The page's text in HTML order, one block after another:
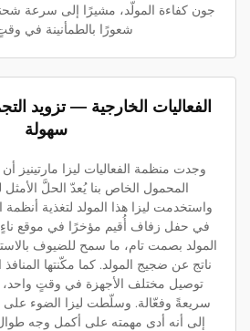
جون كفاءة المولّد، مشيرًا إلى سرعة
شعورًا بالطمأنينة في
الفعاليات الخارجية — تزويد
سهولة
وجدت منظمة الفعاليات ليزا مارتينيز
المحمول الخاص بنا يُعدّ الحلَّ الأمثل
واستخدمت ليزا هذا المولد لتغذية
في حفل زفاف أُقيم مؤخرًا في موقع
المولد بصمت تام، ما سمح للضيوف
ناتج عن ضجيج المولد. كما مكّنتها
توصيل مختلف الأجهزة في وقتٍ واحد،
سريعةً وفعّالة. وسلّطت ليزا الضوء على
إلى أنه أدى مهمته على أكمل وجه